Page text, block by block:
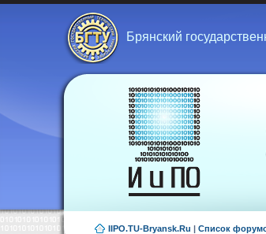
Брянский
IIPO.TU-Bryansk.Ru | Список